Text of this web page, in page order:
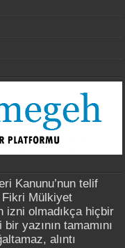
Kanunu’nun telif
Fikri Mülkiyet
izni olmadıkça hiçbir
yazının tamamını
alıntı